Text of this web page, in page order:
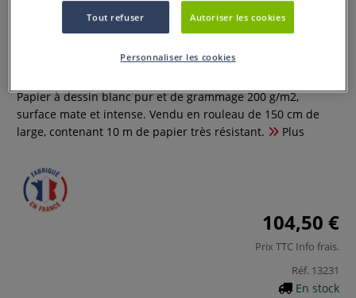
Rouleau de papier à dessin
Gerstaecker
0 Commentaires
Papier à dessin blanc pur et de grammage 200 g/m2,
surface mate et intense. Vendu en rouleau de 150 cm de
large, contenant 10 m de papier très résistant.
Plus
104,50 €
Prix TTC Info frais.
Réf. 13231
En stock
Tout refuser Autoriser les cookies
Personnaliser les cookies